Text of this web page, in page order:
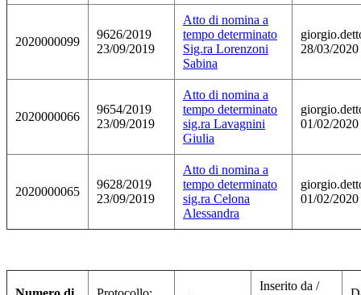
2020000099
9626/2019
23/09/2019
Atto di nomina a
tempo determinato
Sig.ra Lorenzoni
Sabina
28/03/2020
2020000066
9654/2019
23/09/2019
Atto di nomina a
tempo determinato
sig.ra Lavagnini
Giulia
01/02/2020
2020000065
9628/2019
23/09/2019
Atto di nomina a
tempo determinato
sig.ra Celona
Alessandra
01/02/2020
Inserito da /